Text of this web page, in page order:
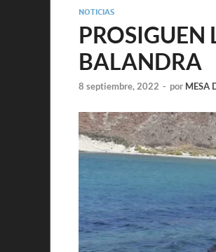
NOTICIAS
PROSIGUEN
BALANDRA
8 septiembre, 2022 - por MESA